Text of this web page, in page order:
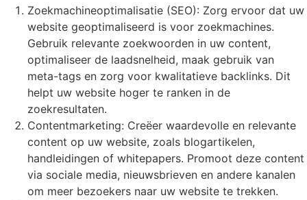
Zoekmachineoptimalisatie (SEO): Zorg ervoor dat uw
website geoptimaliseerd is voor zoekmachines.
Gebruik relevante zoekwoorden in uw content,
optimaliseer de laadsnelheid, maak gebruik van
meta-tags en zorg voor kwalitatieve backlinks. Dit
helpt uw website hoger te ranken in de
zoekresultaten.
Contentmarketing: Creëer waardevolle en relevante
content op uw website, zoals blogartikelen,
handleidingen of whitepapers. Promoot deze content
via sociale media, nieuwsbrieven en andere kanalen
om meer bezoekers naar uw website te trekken.